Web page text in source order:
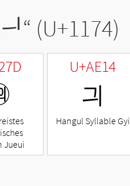
ᅴ“ (U+1174)
Jueui
U+AE14
긔
Hangul Syllable Gyi